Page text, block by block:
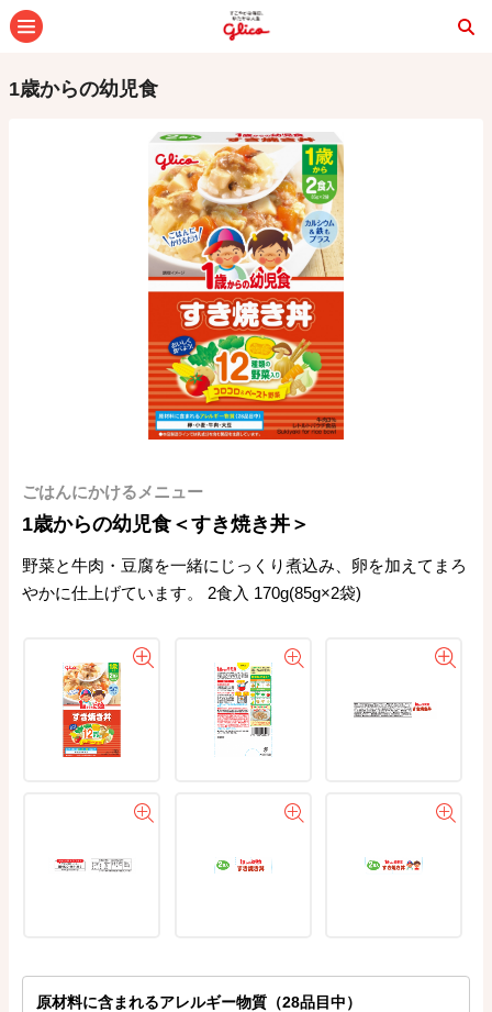
1歳からの幼児食
ごはんにかけるメニュー
1歳からの幼児食＜すき焼き丼＞
野菜と牛肉・豆腐を一緒にじっくり煮込み、卵を加えてまろ
やかに仕上げています。 2食入 170g(85g×2袋)
原材料に含まれるアレルギー物質（28品目中）